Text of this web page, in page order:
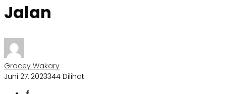
Jalan
Gracey Wakary
Juni 27, 2023344 Dilihat